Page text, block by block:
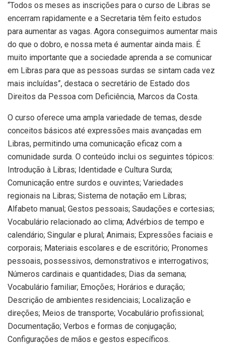
“Todos os meses as inscrições para o curso de Libras se
encerram rapidamente e a Secretaria têm feito estudos
para aumentar as vagas. Agora conseguimos aumentar mais
do que o dobro, e nossa meta é aumentar ainda mais. É
muito importante que a sociedade aprenda a se comunicar
em Libras para que as pessoas surdas se sintam cada vez
mais incluídas”, destaca o secretário de Estado dos
Direitos da Pessoa com Deficiência, Marcos da Costa.
O curso oferece uma ampla variedade de temas, desde
conceitos básicos até expressões mais avançadas em
Libras, permitindo uma comunicação eficaz com a
comunidade surda. O conteúdo inclui os seguintes tópicos:
Introdução à Libras; Identidade e Cultura Surda;
Comunicação entre surdos e ouvintes; Variedades
regionais na Libras; Sistema de notação em Libras;
Alfabeto manual; Gestos pessoais; Saudações e cortesias;
Vocabulário relacionado ao clima; Advérbios de tempo e
calendário; Singular e plural; Animais; Expressões faciais e
corporais; Materiais escolares e de escritório; Pronomes
pessoais, possessivos, demonstrativos e interrogativos;
Números cardinais e quantidades; Dias da semana;
Vocabulário familiar; Emoções; Horários e duração;
Descrição de ambientes residenciais; Localização e
direções; Meios de transporte; Vocabulário profissional;
Documentação; Verbos e formas de conjugação;
Configurações de mãos e gestos específicos.